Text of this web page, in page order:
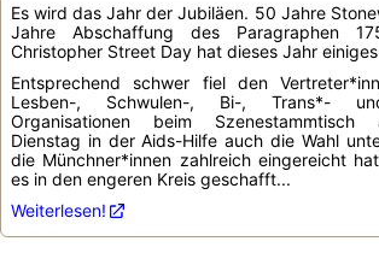
Es wird das Jahr der Jubiläen. 50 Jahre
Jahre Abschaffung des Paragraphen
Christopher Street Day hat dieses Jahr
Entsprechend schwer fiel den
Lesben-, Schwulen-, Bi-, Trans*-
Organisationen beim Szenestammtisch
Dienstag in der Aids-Hilfe auch die Wahl
die Münchner*innen zahlreich eingereicht
es in den engeren Kreis geschafft...
Weiterlesen!